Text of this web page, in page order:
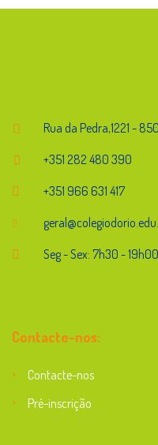
Rua da Pedra,1221 -
+351 282 480 390
+351 966 631 417
Seg - Sex: 7h30 - 19h00
Contacte-nos:
Contacte-nos
Pré-inscrição